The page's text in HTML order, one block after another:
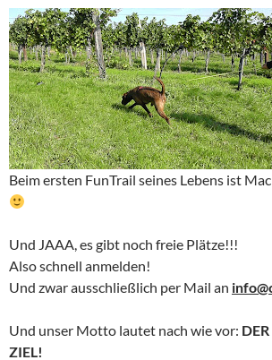
Beim ersten FunTrail seines Lebens ist
Und JAAA, es gibt noch freie Plätze!!!
Also schnell anmelden!
Und zwar ausschließlich per Mail an
Und unser Motto lautet nach wie vor:
ZIEL!